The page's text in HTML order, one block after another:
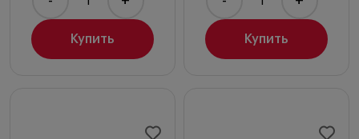
Купить Купить